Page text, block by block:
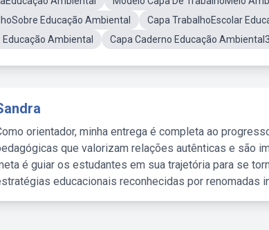
Educação Ambiental
Capa TrabalhoEscolar
Educação Ambiental
Capa Caderno Educação
orientador, minha entrega é completa ao
que valorizam relações autênticas e são
é guiar os estudantes em sua trajetória para se
educacionais reconhecidas por renomadas